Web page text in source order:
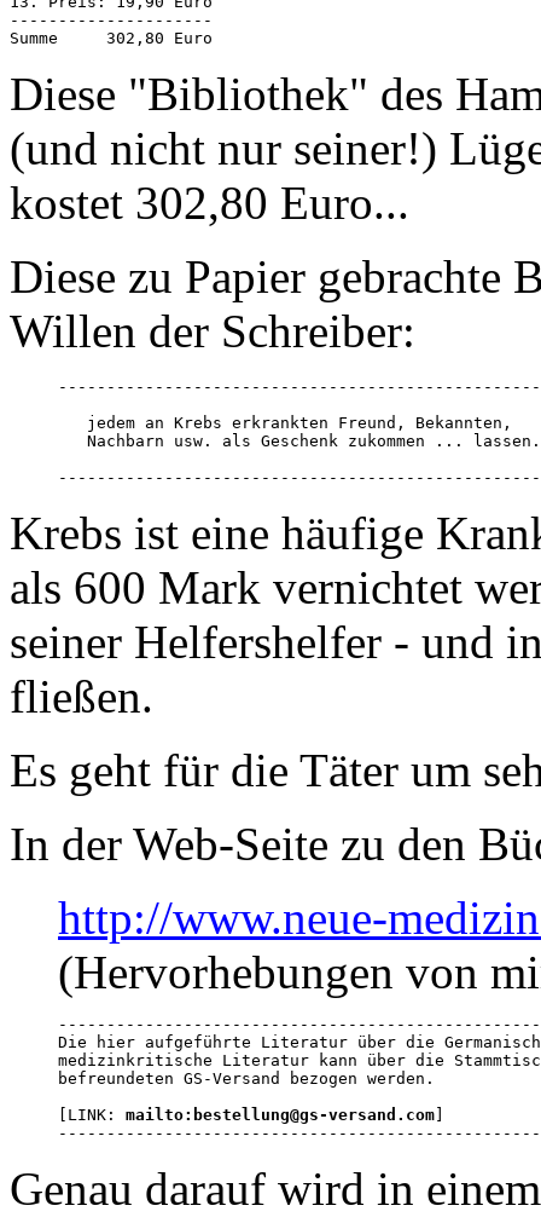
---------------------
Summe     302,80 Euro
Diese "Bibliothek" des
(und nicht nur seiner!)
kostet 302,80 Euro...
Diese zu Papier gebrachte
Willen der Schreiber:
   jedem an Krebs erkrankten Freund, Bekannten,
   Nachbarn usw. als Geschenk zukommen ... lassen.
Krebs ist eine häufige
als 600 Mark vernichtet
seiner Helfershelfer - und
fließen.
Es geht für die Täter um
In der Web-Seite zu den
http://www.neue-
(Hervorhebungen von
Die hier aufgeführte Literatur über die
medizinkritische Literatur kann über die
befreundeten GS-Versand bezogen werden.
[LINK: mailto:bestellung@gs-versand.com
Genau darauf wird in